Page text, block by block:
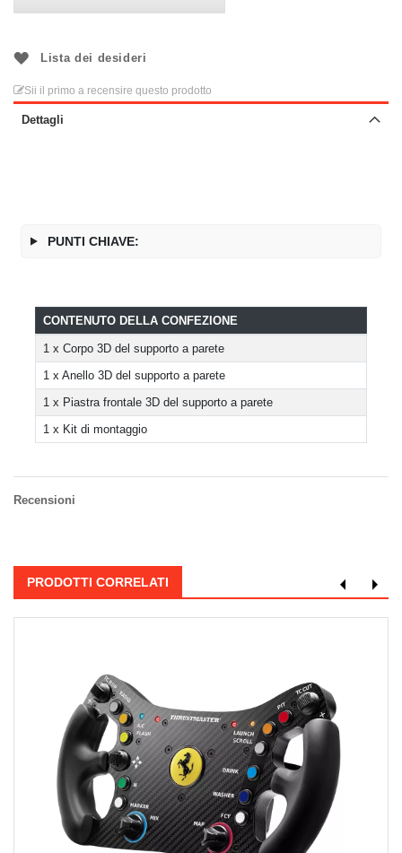
Lista dei desideri
Sii il primo a recensire questo prodotto
Dettagli
PUNTI CHIAVE:
CONTENUTO DELLA CONFEZIONE
1 x Corpo 3D del supporto a parete
1 x Anello 3D del supporto a parete
1 x Piastra frontale 3D del supporto a parete
1 x Kit di montaggio
Recensioni
PRODOTTI CORRELATI